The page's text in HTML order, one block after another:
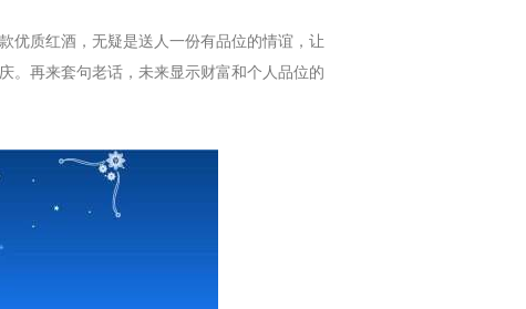
质红酒，无疑是送人一份有品位的情谊，让
。再来套句老话，未来显示财富和个人品位的